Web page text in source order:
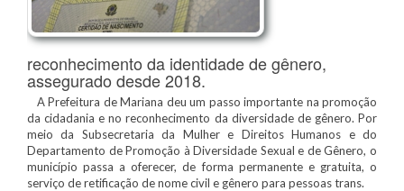
reconhecimento da identidade de gênero,
assegurado desde 2018.
A Prefeitura de Mariana deu um passo importante na promoção
da cidadania e no reconhecimento da diversidade de gênero. Por
meio da Subsecretaria da Mulher e Direitos Humanos e do
Departamento de Promoção à Diversidade Sexual e de Gênero, o
município passa a oferecer, de forma permanente e gratuita, o
serviço de retificação de nome civil e gênero para pessoas trans.